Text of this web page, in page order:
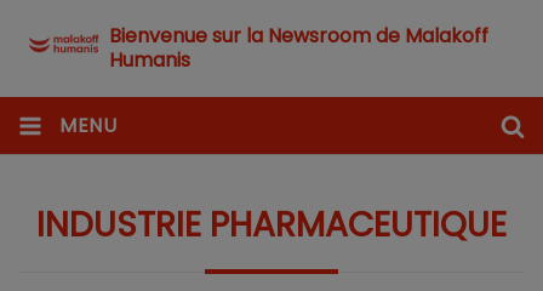
Bienvenue sur la Newsroom de Malakoff
Humanis
MENU
INDUSTRIE PHARMACEUTIQUE